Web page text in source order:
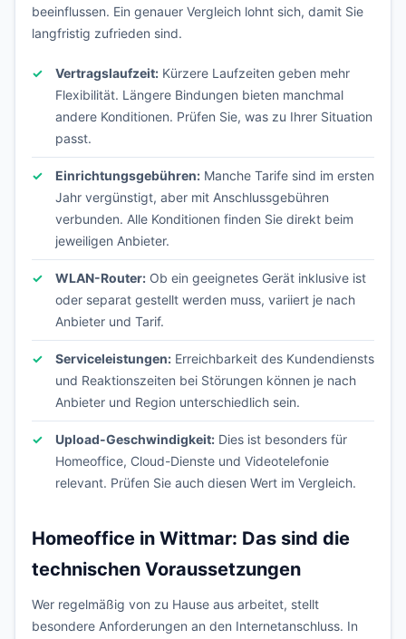
beeinflussen. Ein genauer Vergleich lohnt sich, damit Sie
langfristig zufrieden sind.
Vertragslaufzeit: Kürzere Laufzeiten geben mehr
Flexibilität. Längere Bindungen bieten manchmal
andere Konditionen. Prüfen Sie, was zu Ihrer Situation
passt.
Einrichtungsgebühren: Manche Tarife sind im ersten
Jahr vergünstigt, aber mit Anschlussgebühren
verbunden. Alle Konditionen finden Sie direkt beim
jeweiligen Anbieter.
WLAN-Router: Ob ein geeignetes Gerät inklusive ist
oder separat gestellt werden muss, variiert je nach
Anbieter und Tarif.
Serviceleistungen: Erreichbarkeit des Kundendiensts
und Reaktionszeiten bei Störungen können je nach
Anbieter und Region unterschiedlich sein.
Upload-Geschwindigkeit: Dies ist besonders für
Homeoffice, Cloud-Dienste und Videotelefonie
relevant. Prüfen Sie auch diesen Wert im Vergleich.
Homeoffice in Wittmar: Das sind die
technischen Voraussetzungen
Wer regelmäßig von zu Hause aus arbeitet, stellt
besondere Anforderungen an den Internetanschluss. In